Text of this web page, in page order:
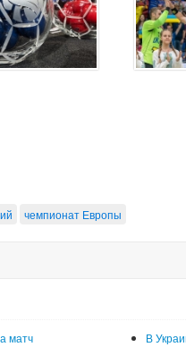
чемпионат Европы
матч
В